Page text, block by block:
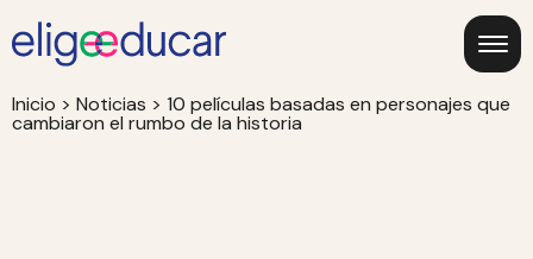
Inicio > Noticias > 10 películas basadas en personajes que
cambiaron el rumbo de la historia